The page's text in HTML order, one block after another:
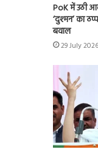
PoK में उठी
‘दुश्मन’ का
बवाल
29 July